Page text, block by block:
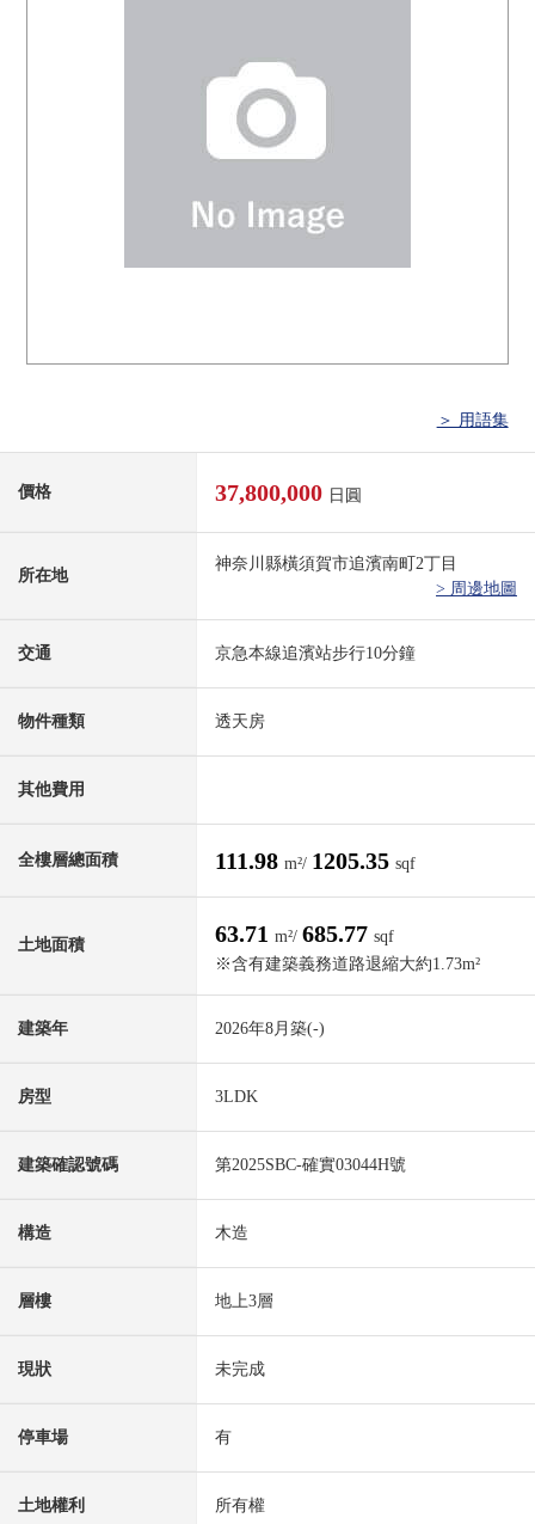
＞ 用語集
價格 37,800,000 日圓
所在地
神奈川縣橫須賀市追濱南町2丁目
> 周邊地圖
交通 京急本線追濱站步行10分鐘
物件種類 透天房
其他費用
全樓層總面積 111.98 m²/ 1205.35 sqf
土地面積 63.71 m²/ 685.77 sqf
※含有建築義務道路退縮大約1.73m²
建築年 2026年8月築(-)
房型 3LDK
建築確認號碼 第2025SBC-確實03044H號
構造 木造
層樓 地上3層
現狀 未完成
停車場 有
土地權利 所有權